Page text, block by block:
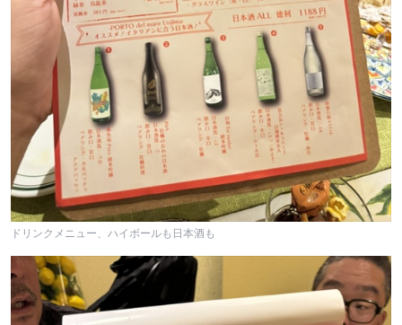
ドリンクメニュー、ハイボールも日本酒も